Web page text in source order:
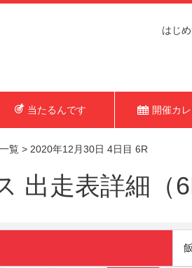
はじ
当たるんです 開催カ
覧 > 2020年12月30日 4日目 6R
出走表詳細（